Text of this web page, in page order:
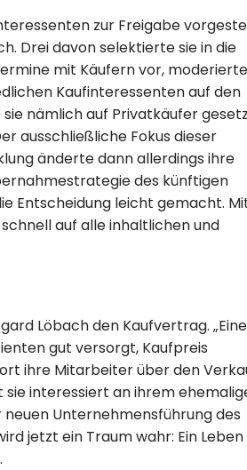
zur Freigabe
Drei davon selektierte sie in die
mit Käufern vor, moderierte
Kaufinteressenten auf den
nämlich auf Privatkäufer
ausschließliche Fokus dieser
änderte dann allerdings ihre
des künftigen
Entscheidung leicht gemacht.
auf alle inhaltlichen und
Löbach den Kaufvertrag. „Eine
gut versorgt, Kaufpreis
ihre Mitarbeiter über den
sie interessiert an ihrem
Unternehmensführung des
jetzt ein Traum wahr: Ein Leben